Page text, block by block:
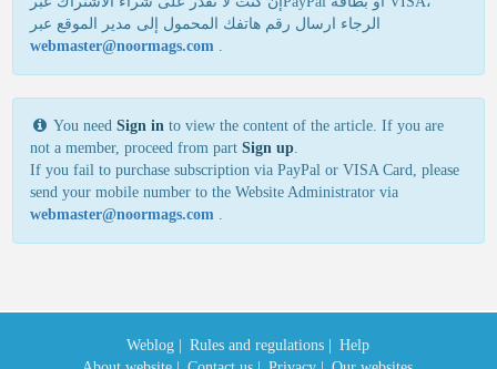
الرجاء ارسال رقم هاتفك المحمول إلی مدير الموقع عبر
webmaster@noormags.com .
You need Sign in to view the content of the article. If you are
not a member, proceed from part Sign up.
If you fail to purchase subscription via PayPal or VISA Card, please
send your mobile number to the Website Administrator via
webmaster@noormags.com .
Weblog | Rules and regulations |
Help